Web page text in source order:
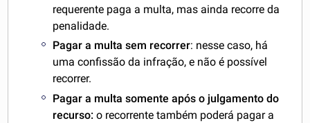
requerente paga a multa, mas ainda recorre da
penalidade.
Pagar a multa sem recorrer: nesse caso, há
uma confissão da infração, e não é possível
recorrer.
Pagar a multa somente após o julgamento do
recurso:o recorrente também poderá pagar a